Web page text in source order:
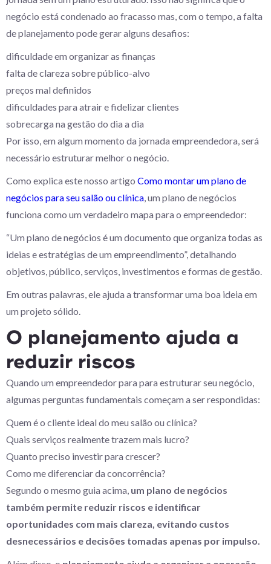
negócio está condenado ao fracasso mas, com o tempo, a falta
de planejamento pode gerar alguns desafios:
dificuldade em organizar as finanças
falta de clareza sobre público-alvo
preços mal definidos
dificuldades para atrair e fidelizar clientes
sobrecarga na gestão do dia a dia
Por isso, em algum momento da jornada empreendedora, será
necessário estruturar melhor o negócio.
Como explica este nosso artigo Como montar um plano de
negócios para seu salão ou clínica, um plano de negócios
funciona como um verdadeiro mapa para o empreendedor:
“Um plano de negócios é um documento que organiza todas as
ideias e estratégias de um empreendimento”, detalhando
objetivos, público, serviços, investimentos e formas de gestão.
Em outras palavras, ele ajuda a transformar uma boa ideia em
um projeto sólido.
O planejamento ajuda a
reduzir riscos
Quando um empreendedor para para estruturar seu negócio,
algumas perguntas fundamentais começam a ser respondidas:
Quem é o cliente ideal do meu salão ou clínica?
Quais serviços realmente trazem mais lucro?
Quanto preciso investir para crescer?
Como me diferenciar da concorrência?
Segundo o mesmo guia acima, um plano de negócios
também permite reduzir riscos e identificar
oportunidades com mais clareza, evitando custos
desnecessários e decisões tomadas apenas por impulso.